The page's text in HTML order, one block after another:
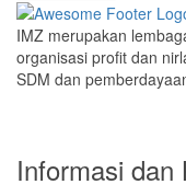
IMZ merupakan
organisasi profit dan
SDM dan
Informasi dan